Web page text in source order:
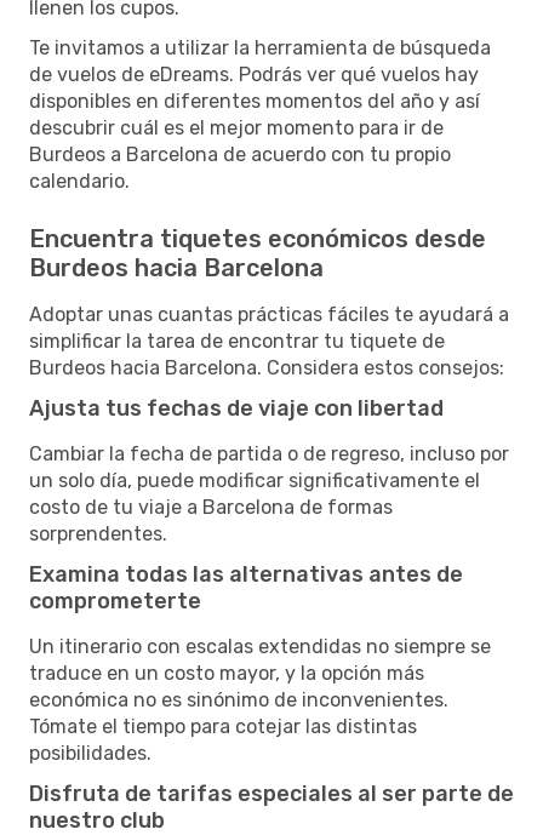
llenen los cupos.
Te invitamos a utilizar la herramienta de búsqueda
de vuelos de eDreams. Podrás ver qué vuelos hay
disponibles en diferentes momentos del año y así
descubrir cuál es el mejor momento para ir de
Burdeos a Barcelona de acuerdo con tu propio
calendario.
Encuentra tiquetes económicos desde
Burdeos hacia Barcelona
Adoptar unas cuantas prácticas fáciles te ayudará a
simplificar la tarea de encontrar tu tiquete de
Burdeos hacia Barcelona. Considera estos consejos:
Ajusta tus fechas de viaje con libertad
Cambiar la fecha de partida o de regreso, incluso por
un solo día, puede modificar significativamente el
costo de tu viaje a Barcelona de formas
sorprendentes.
Examina todas las alternativas antes de
comprometerte
Un itinerario con escalas extendidas no siempre se
traduce en un costo mayor, y la opción más
económica no es sinónimo de inconvenientes.
Tómate el tiempo para cotejar las distintas
posibilidades.
Disfruta de tarifas especiales al ser parte de
nuestro club